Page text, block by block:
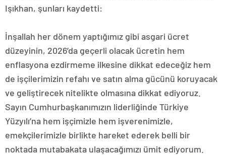
Işıkhan, şunları kaydetti:
İnşallah her dönem yaptığımız gibi asgari ücret
düzeyinin, 2026’da geçerli olacak ücretin hem
enflasyona ezdirmeme ilkesine dikkat edeceğiz hem
de işçilerimizin refahı ve satın alma gücünü koruyacak
ve geliştirecek nitelikte olmasına dikkat ediyoruz.
Sayın Cumhurbaşkanımızın liderliğinde Türkiye
Yüzyılı’na hem işçimizle hem işverenimizle,
emekçilerimizle birlikte hareket ederek belli bir
noktada mutabakata ulaşacağımızı ümit ediyorum.